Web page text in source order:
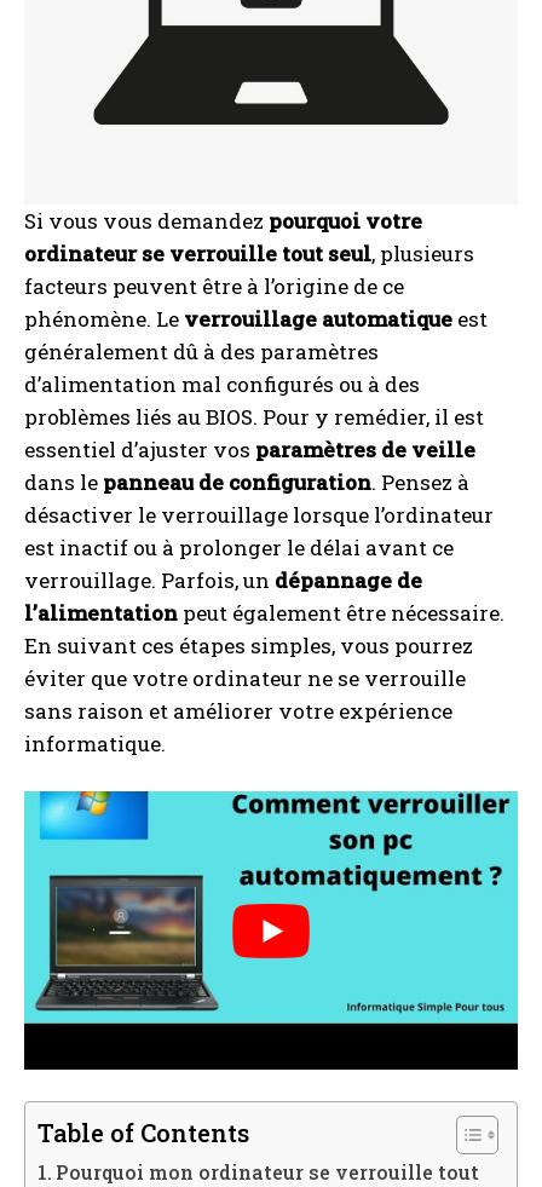
Si vous vous demandez pourquoi votre
ordinateur se verrouille tout seul, plusieurs
facteurs peuvent être à l’origine de ce
phénomène. Le verrouillage automatique est
généralement dû à des paramètres
d’alimentation mal configurés ou à des
problèmes liés au BIOS. Pour y remédier, il est
essentiel d’ajuster vos paramètres de veille
dans le panneau de configuration. Pensez à
désactiver le verrouillage lorsque l’ordinateur
est inactif ou à prolonger le délai avant ce
verrouillage. Parfois, un dépannage de
l’alimentation peut également être nécessaire.
En suivant ces étapes simples, vous pourrez
éviter que votre ordinateur ne se verrouille
sans raison et améliorer votre expérience
informatique.
Table of Contents
Pourquoi mon ordinateur se verrouille tout